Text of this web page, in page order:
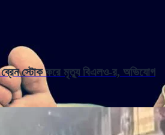
স্টোক করে মৃত্যু বিএলও-র, অভিযোগ